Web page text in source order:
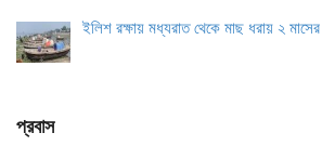
ইলিশ রক্ষায় মধ্যরাত থেকে মাছ ধরায় ২ মাসের
প্রবাস